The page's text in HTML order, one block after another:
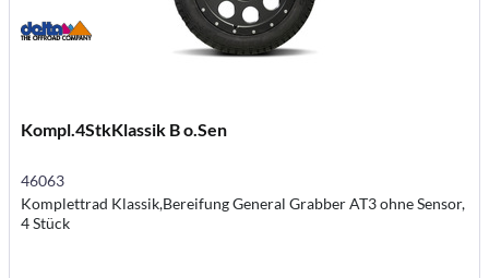
Kompl.4StkKlassik B o.Sen
46063
Komplettrad Klassik,Bereifung General Grabber AT3 ohne Sensor,
4 Stück